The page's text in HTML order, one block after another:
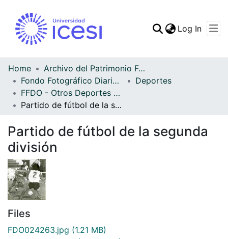
Statistics
Log In
Home
Archivo del Patrimonio Fotográfico y Fílmico del Valle del Cauca
Fondo Fotográfico Diario Occidente
Deportes
FFDO - Otros Deportes - Patrimonial
Partido de fútbol de la segunda división
Partido de fútbol de la segunda
división
Files
FDO024263.jpg (1.21 MB)